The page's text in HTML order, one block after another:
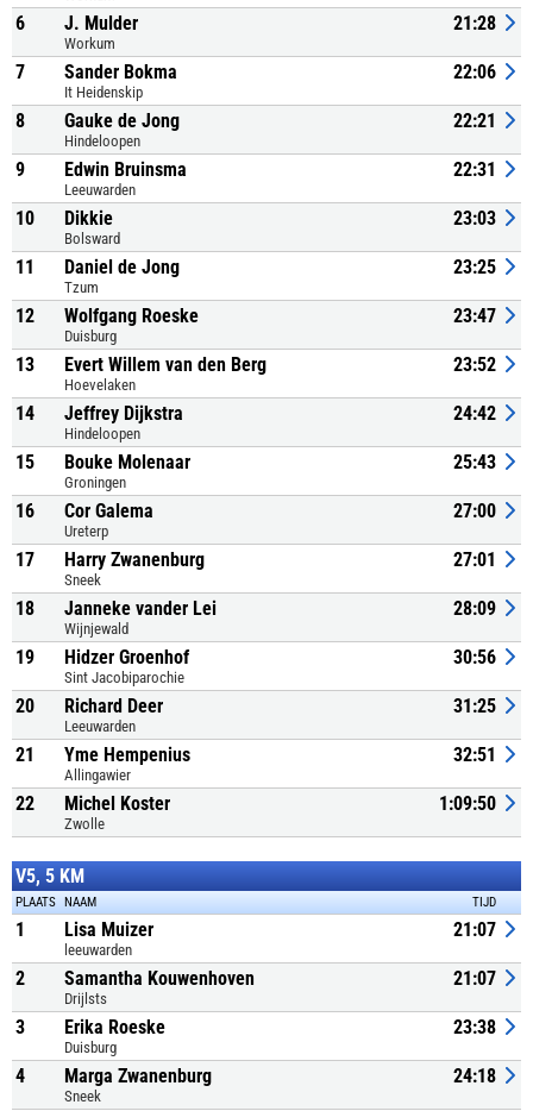
6 J. Mulder
Workum
21:28
7 Sander Bokma
It Heidenskip
22:06
8 Gauke de Jong
Hindeloopen
22:21
9 Edwin Bruinsma
Leeuwarden
22:31
10 Dikkie
Bolsward
23:03
11 Daniel de Jong
Tzum
23:25
12 Wolfgang Roeske
Duisburg
23:47
13 Evert Willem van den Berg
Hoevelaken
23:52
14 Jeffrey Dijkstra
Hindeloopen
24:42
15 Bouke Molenaar
Groningen
25:43
16 Cor Galema
Ureterp
27:00
17 Harry Zwanenburg
Sneek
27:01
18 Janneke vander Lei
Wijnjewald
28:09
19 Hidzer Groenhof
Sint Jacobiparochie
30:56
20 Richard Deer
Leeuwarden
31:25
21 Yme Hempenius
Allingawier
32:51
22 Michel Koster
Zwolle
1:09:50
V5, 5 KM
PLAATS NAAM TIJD
1 Lisa Muizer
leeuwarden
21:07
2 Samantha Kouwenhoven
Drijlsts
21:07
3 Erika Roeske
Duisburg
23:38
4 Marga Zwanenburg
Sneek
24:18